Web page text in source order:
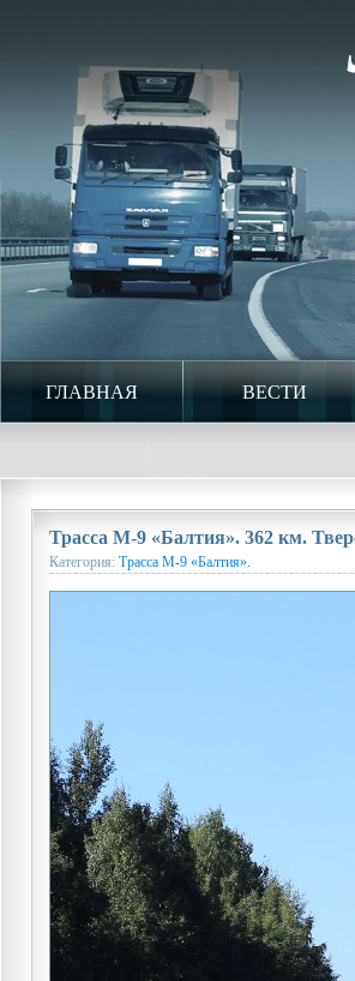
ГЛАВНАЯ ВЕСТИ
Трасса М-9 «Балтия». 362 км.
Категория: Трасса М-9 «Балтия».